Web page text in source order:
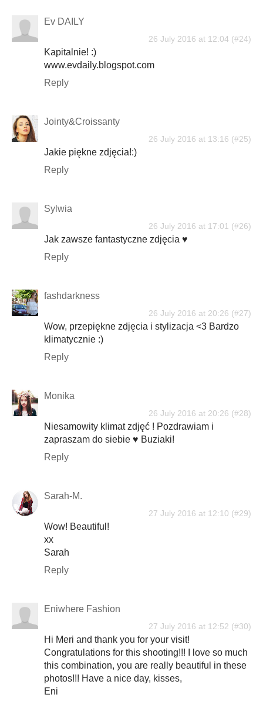
Ev DAILY
26 July 2016 at 12:04
Kapitalnie! :)
www.evdaily.blogspot.com
Reply
Jointy&Croissanty
26 July 2016 at 13:16
Jakie piękne zdjęcia!:)
Reply
Sylwia
26 July 2016 at 17:01
Jak zawsze fantastyczne zdjęcia ♥
Reply
fashdarkness
26 July 2016 at 20:26
Wow, przepiękne zdjęcia i stylizacja <3 Bardzo
klimatycznie :)
Reply
Monika
26 July 2016 at 20:26
Niesamowity klimat zdjęć ! Pozdrawiam i
zapraszam do siebie ♥ Buziaki!
Reply
Sarah-M.
27 July 2016 at 12:10
Wow! Beautiful!
xx
Sarah
Reply
Eniwhere Fashion
27 July 2016 at 12:52
Hi Meri and thank you for your visit!
Congratulations for this shooting!!! I love so much
this combination, you are really beautiful in these
photos!!! Have a nice day, kisses,
Eni